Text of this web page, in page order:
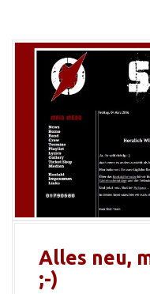
Alles neu,
;-)